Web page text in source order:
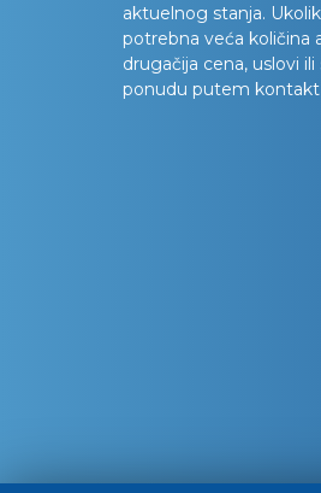
aktuelnog stanja.
potrebna veća količina
drugačija cena, uslovi ili
ponudu putem kontakt